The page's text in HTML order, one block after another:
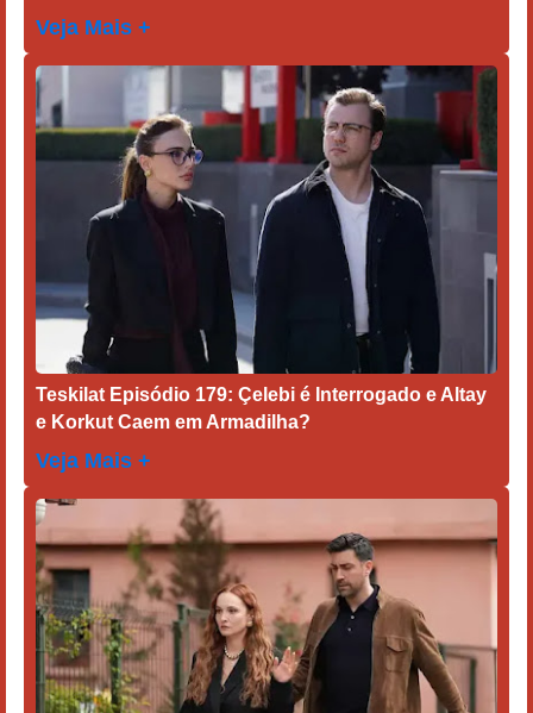
Veja Mais +
Teskilat Episódio 179: Çelebi é Interrogado e Altay
e Korkut Caem em Armadilha?
Veja Mais +